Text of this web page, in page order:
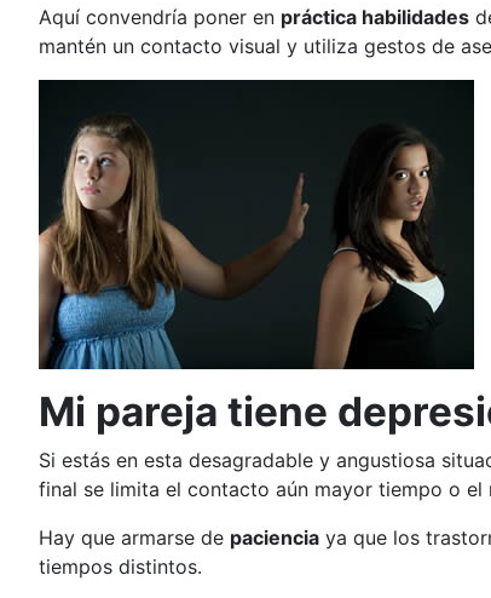
Aquí convendría poner en práctica habilidades
mantén un contacto visual y utiliza gestos de
Mi pareja tiene
Si estás en esta desagradable y angustiosa
final se limita el contacto aún mayor tiempo o el
Hay que armarse de paciencia ya que los
tiempos distintos.